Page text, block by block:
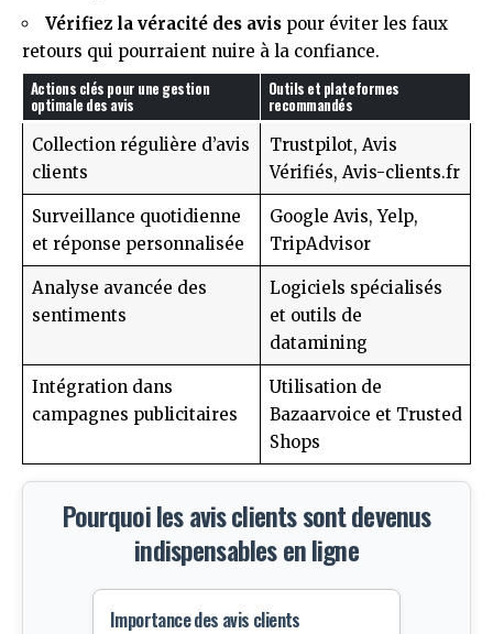
Vérifiez la véracité des avis pour éviter les faux
retours qui pourraient nuire à la confiance.
Actions clés pour une gestion
optimale des avis
Outils et plateformes
recommandés
Collection régulière d’avis
clients
Trustpilot, Avis
Vérifiés, Avis-clients.fr
Surveillance quotidienne
et réponse personnalisée
Google Avis, Yelp,
TripAdvisor
Analyse avancée des
sentiments
Logiciels spécialisés
et outils de
datamining
Intégration dans
campagnes publicitaires
Utilisation de
Bazaarvoice et Trusted
Shops
Pourquoi les avis clients sont devenus
indispensables en ligne
Importance des avis clients